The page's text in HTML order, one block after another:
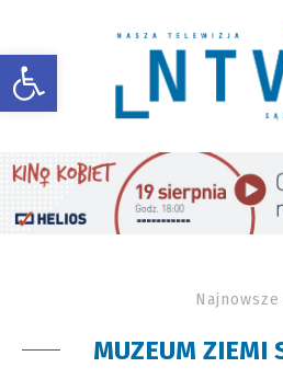
Otwórz pasek narzędzi
Najnowsze
MUZEUM ZIEMI